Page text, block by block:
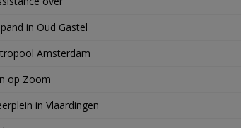
in Oud Gastel
Amsterdam
op Zoom
in Vlaardingen